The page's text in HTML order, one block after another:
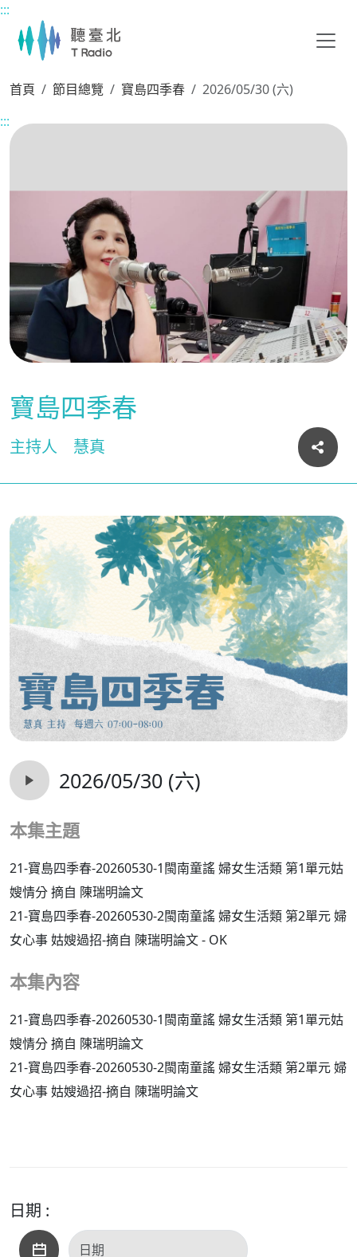
主要內容區塊
:::
首頁 節目總覽 寶島四季春
2026/05/30 (六)
:::
寶島四季春
主持人 慧真
2026/05/30 (六)
本集主題
21-寶島四季春-20260530-1閩南童謠 婦女生活類 第1單元姑
嫂情分 摘自 陳瑞明論文
21-寶島四季春-20260530-2閩南童謠 婦女生活類 第2單元 婦
女心事 姑嫂過招-摘自 陳瑞明論文 - OK
本集內容
21-寶島四季春-20260530-1閩南童謠 婦女生活類 第1單元姑
嫂情分 摘自 陳瑞明論文
21-寶島四季春-20260530-2閩南童謠 婦女生活類 第2單元 婦
女心事 姑嫂過招-摘自 陳瑞明論文
日期 :